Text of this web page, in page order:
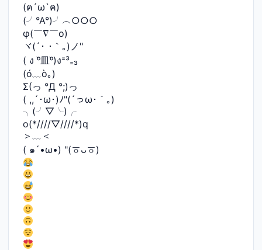
(ฅ´ω`ฅ)
(╯°A°)╯︵○○○
φ(￣∇￣o)
ヾ(´･ ･｀｡)ノ"
( ง ᵒ̌皿ᵒ̌)ง⁼³₌₃
(ó﹏ò｡)
Σ(っ °Д °;)っ
( ,,´･ω･)ﾉ"(´っω･｀｡)
╮(╯▽╰)╭
o(*////▽////*)q
＞﹏＜
( ๑´•ω•) "(ㆆᴗㆆ)